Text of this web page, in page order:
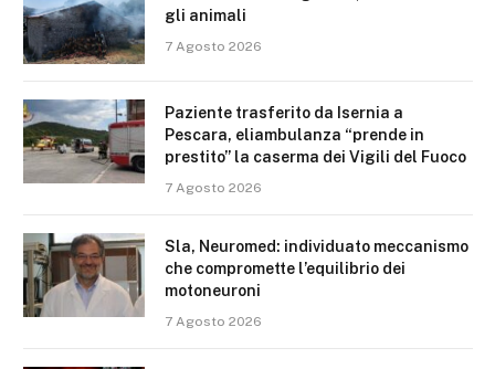
gli animali
7 Agosto 2026
Paziente trasferito da Isernia a
Pescara, eliambulanza “prende in
prestito” la caserma dei Vigili del Fuoco
7 Agosto 2026
Sla, Neuromed: individuato meccanismo
che compromette l’equilibrio dei
motoneuroni
7 Agosto 2026